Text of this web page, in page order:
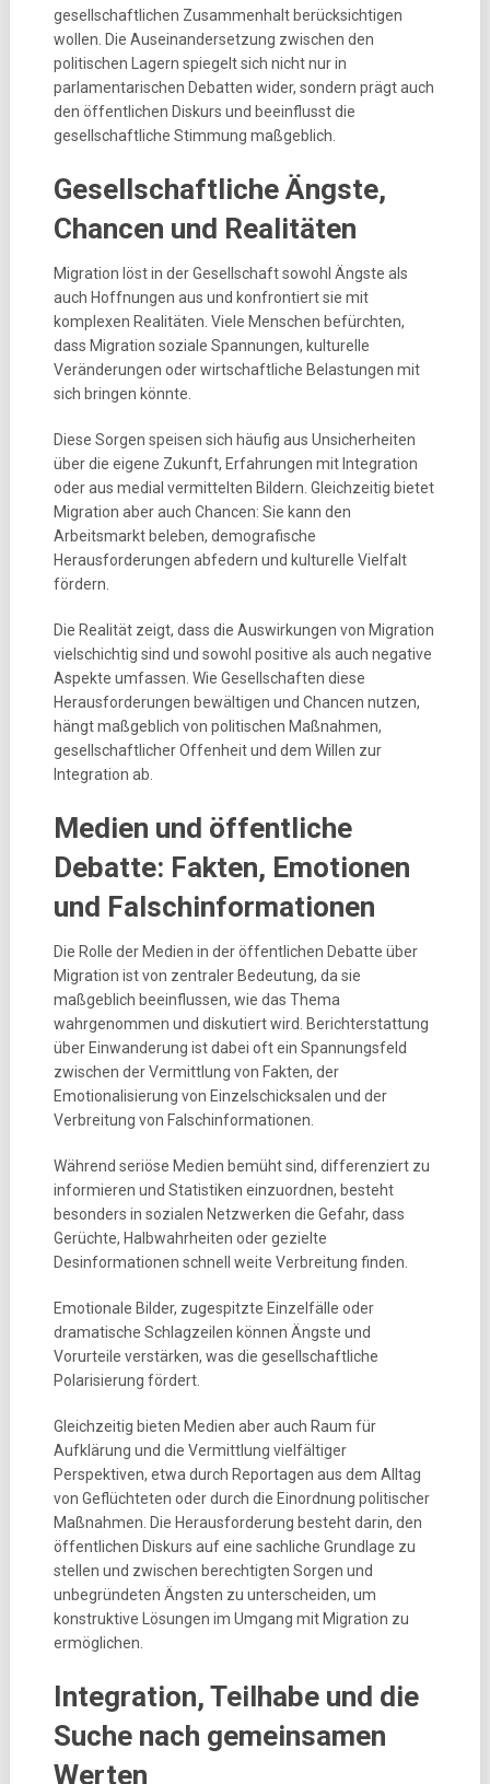
gesellschaftlichen Zusammenhalt berücksichtigen
wollen. Die Auseinandersetzung zwischen den
politischen Lagern spiegelt sich nicht nur in
parlamentarischen Debatten wider, sondern prägt auch
den öffentlichen Diskurs und beeinflusst die
gesellschaftliche Stimmung maßgeblich.
Gesellschaftliche Ängste,
Chancen und Realitäten
Migration löst in der Gesellschaft sowohl Ängste als
auch Hoffnungen aus und konfrontiert sie mit
komplexen Realitäten. Viele Menschen befürchten,
dass Migration soziale Spannungen, kulturelle
Veränderungen oder wirtschaftliche Belastungen mit
sich bringen könnte.
Diese Sorgen speisen sich häufig aus Unsicherheiten
über die eigene Zukunft, Erfahrungen mit Integration
oder aus medial vermittelten Bildern. Gleichzeitig bietet
Migration aber auch Chancen: Sie kann den
Arbeitsmarkt beleben, demografische
Herausforderungen abfedern und kulturelle Vielfalt
fördern.
Die Realität zeigt, dass die Auswirkungen von Migration
vielschichtig sind und sowohl positive als auch negative
Aspekte umfassen. Wie Gesellschaften diese
Herausforderungen bewältigen und Chancen nutzen,
hängt maßgeblich von politischen Maßnahmen,
gesellschaftlicher Offenheit und dem Willen zur
Integration ab.
Medien und öffentliche
Debatte: Fakten, Emotionen
und Falschinformationen
Die Rolle der Medien in der öffentlichen Debatte über
Migration ist von zentraler Bedeutung, da sie
maßgeblich beeinflussen, wie das Thema
wahrgenommen und diskutiert wird. Berichterstattung
über Einwanderung ist dabei oft ein Spannungsfeld
zwischen der Vermittlung von Fakten, der
Emotionalisierung von Einzelschicksalen und der
Verbreitung von Falschinformationen.
Während seriöse Medien bemüht sind, differenziert zu
informieren und Statistiken einzuordnen, besteht
besonders in sozialen Netzwerken die Gefahr, dass
Gerüchte, Halbwahrheiten oder gezielte
Desinformationen schnell weite Verbreitung finden.
Emotionale Bilder, zugespitzte Einzelfälle oder
dramatische Schlagzeilen können Ängste und
Vorurteile verstärken, was die gesellschaftliche
Polarisierung fördert.
Gleichzeitig bieten Medien aber auch Raum für
Aufklärung und die Vermittlung vielfältiger
Perspektiven, etwa durch Reportagen aus dem Alltag
von Geflüchteten oder durch die Einordnung politischer
Maßnahmen. Die Herausforderung besteht darin, den
öffentlichen Diskurs auf eine sachliche Grundlage zu
stellen und zwischen berechtigten Sorgen und
unbegründeten Ängsten zu unterscheiden, um
konstruktive Lösungen im Umgang mit Migration zu
ermöglichen.
Integration, Teilhabe und die
Suche nach gemeinsamen
Werten